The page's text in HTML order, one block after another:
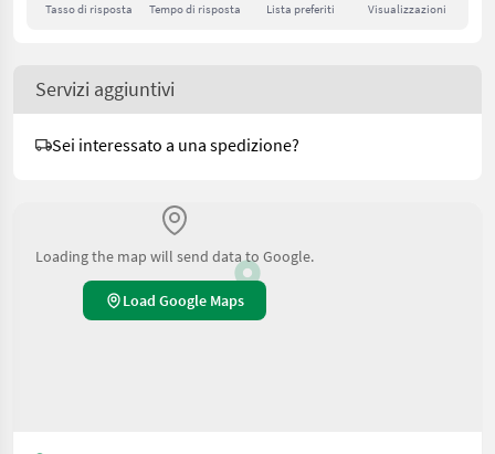
Tasso di risposta Tempo di risposta Lista preferiti Visualizzazioni
Servizi aggiuntivi
Sei interessato a una spedizione?
Loading the map will send data to Google.
Load Google Maps